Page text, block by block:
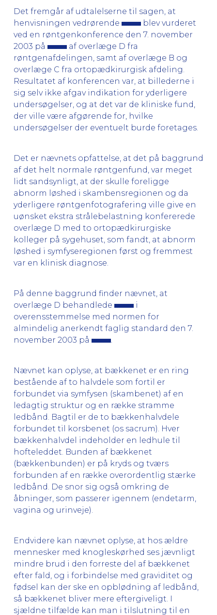
Det fremgår af udtalelserne til sagen, at
henvisningen vedrørende
blev vurderet
ved en røntgenkonference den 7. november
2003 på
af overlæge D fra
røntgenafdelingen, samt af overlæge B og
overlæge C fra ortopædkirurgisk afdeling.
Resultatet af konferencen var, at billederne i
sig selv ikke afgav indikation for yderligere
undersøgelser, og at det var de kliniske fund,
der ville være afgørende for, hvilke
undersøgelser der eventuelt burde foretages.
Det er nævnets opfattelse, at det på baggrund
af det helt normale røntgenfund, var meget
lidt sandsynligt, at der skulle foreligge
abnorm løshed i skambensregionen og da
yderligere røntgenfotografering ville give en
uønsket ekstra strålebelastning konfererede
overlæge D med to ortopædkirurgiske
kolleger på sygehuset, som fandt, at abnorm
løshed i symfyseregionen først og fremmest
var en klinisk diagnose.
På denne baggrund finder nævnet, at
overlæge D behandlede
i
overensstemmelse med normen for
almindelig anerkendt faglig standard den 7.
november 2003 på
Nævnet kan oplyse, at bækkenet er en ring
bestående af to halvdele som fortil er
forbundet via symfysen (skambenet) af en
ledagtig struktur og en række stramme
ledbånd. Bagtil er de to bækkenhalvdele
forbundet til korsbenet (os sacrum). Hver
bækkenhalvdel indeholder en ledhule til
hofteleddet. Bunden af bækkenet
(bækkenbunden) er på kryds og tværs
forbunden af en række overordentlig stærke
ledbånd. De snor sig også omkring de
åbninger, som passerer igennem (endetarm,
vagina og urinveje).
Endvidere kan nævnet oplyse, at hos ældre
mennesker med knogleskørhed ses jævnligt
mindre brud i den forreste del af bækkenet
efter fald, og i forbindelse med graviditet og
fødsel kan der ske en opblødning af ledbånd,
så bækkenet bliver mere eftergiveligt. I
sjældne tilfælde kan man i tilslutning til en